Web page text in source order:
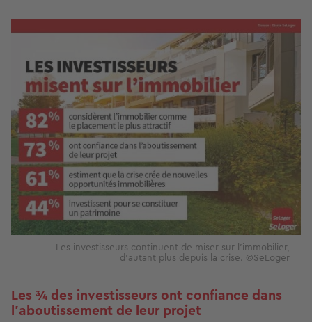
Les investisseurs continuent de miser sur l'immobilier,
d'autant plus depuis la crise. ©SeLoger
Les ¾ des investisseurs ont confiance dans
l’aboutissement de leur projet